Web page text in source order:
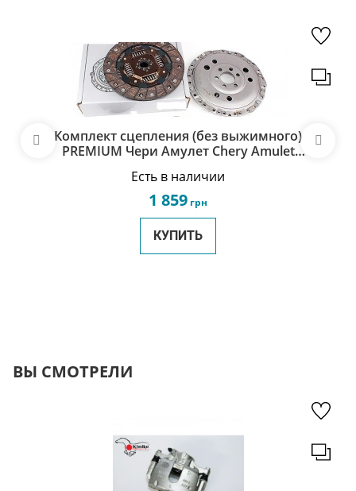
Комплект сцепления (без выжимного)
PREMIUM Чери Амулет Chery Amulet
Есть в наличии
1 859 грн
КУПИТЬ
ВЫ СМОТРЕЛИ